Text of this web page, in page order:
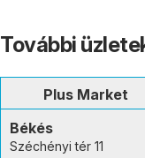
További
Plus Market
Békés
Széchényi tér 11